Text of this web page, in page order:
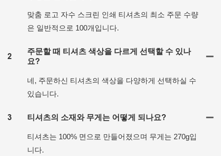
맞춤 로고 자수 스크린 인쇄 티셔츠의 최소 주문 수량
은 일반적으로 100개입니다.
2
주문할 때 티셔츠 색상을 다르게 선택할 수 있나
요?
네, 주문하신 티셔츠의 색상을 다양하게 선택하실 수
있습니다.
3 티셔츠의 소재와 무게는 어떻게 되나요?
티셔츠는 100% 면으로 만들어졌으며 무게는 270g입
니다.